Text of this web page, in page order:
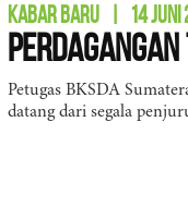
KABAR BARU 14
Petugas BKSDA
datang dari segala